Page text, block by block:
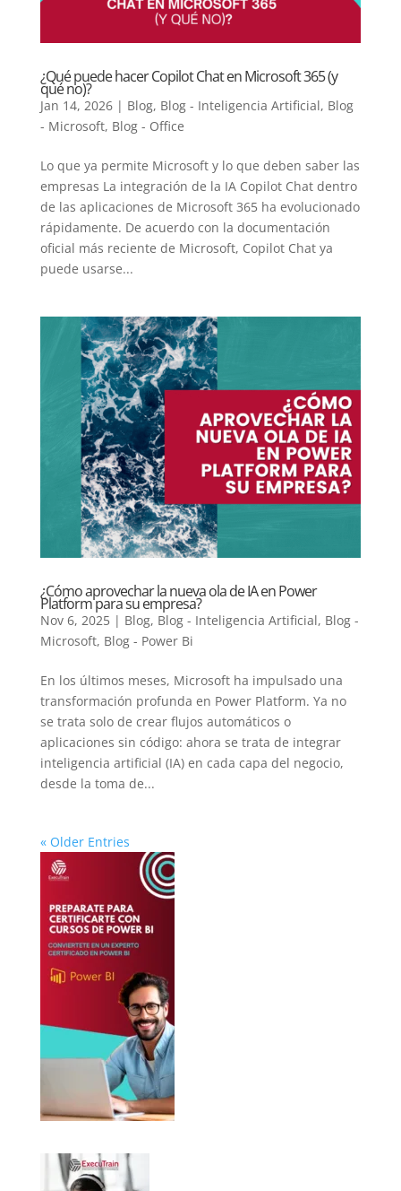
¿Qué puede hacer Copilot Chat en Microsoft 365 (y
qué no)?
Jan 14, 2026| Blog, Blog - Inteligencia Artificial, Blog
- Microsoft, Blog - Office
Lo que ya permite Microsoft y lo que deben saber las
empresas La integración de la IA Copilot Chat dentro
de las aplicaciones de Microsoft 365 ha evolucionado
rápidamente. De acuerdo con la documentación
oficial más reciente de Microsoft, Copilot Chat ya
puede usarse...
¿Cómo aprovechar la nueva ola de IA en Power
Platform para su empresa?
Nov 6, 2025| Blog, Blog - Inteligencia Artificial, Blog -
Microsoft, Blog - Power Bi
En los últimos meses, Microsoft ha impulsado una
transformación profunda en Power Platform. Ya no
se trata solo de crear flujos automáticos o
aplicaciones sin código: ahora se trata de integrar
inteligencia artificial (IA) en cada capa del negocio,
desde la toma de...
« Older Entries